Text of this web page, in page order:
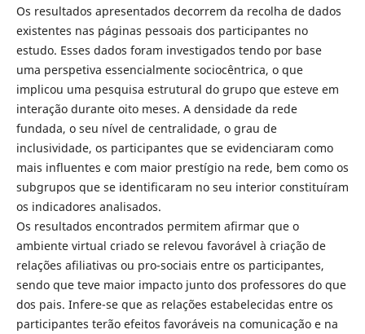
Os resultados apresentados decorrem da recolha de dados
existentes nas páginas pessoais dos participantes no
estudo. Esses dados foram investigados tendo por base
uma perspetiva essencialmente sociocêntrica, o que
implicou uma pesquisa estrutural do grupo que esteve em
interação durante oito meses. A densidade da rede
fundada, o seu nível de centralidade, o grau de
inclusividade, os participantes que se evidenciaram como
mais influentes e com maior prestígio na rede, bem como os
subgrupos que se identificaram no seu interior constituíram
os indicadores analisados.
Os resultados encontrados permitem afirmar que o
ambiente virtual criado se relevou favorável à criação de
relações afiliativas ou pro-sociais entre os participantes,
sendo que teve maior impacto junto dos professores do que
dos pais. Infere-se que as relações estabelecidas entre os
participantes terão efeitos favoráveis na comunicação e na